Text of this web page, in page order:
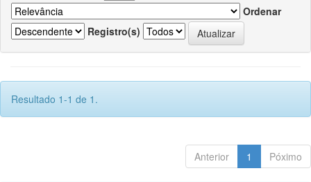
Ordenar
Registro(s)
Resultado 1-1 de 1.
Anterior 1 Póximo